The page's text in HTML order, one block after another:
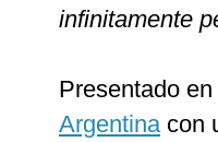
infinitamente
Presentado
Argentinacon